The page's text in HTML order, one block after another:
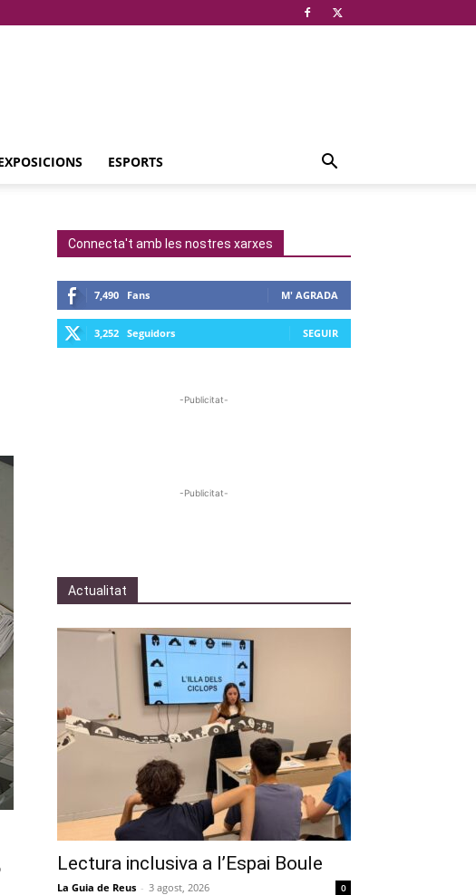
ESPORTS
Connecta't amb les nostres xarxes
7,490 Fans M' AGRADA
3,252 Seguidors SEGUIR
-Publicitat-
-Publicitat-
Actualitat
Lectura inclusiva a l’Espai Boule
La Guia de Reus - 3 agost, 2026 0